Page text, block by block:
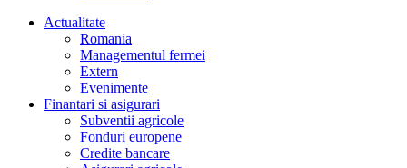
Actualitate
Romania
Managementul fermei
Extern
Evenimente
Finantari si asigurari
Subventii agricole
Fonduri europene
Credite bancare